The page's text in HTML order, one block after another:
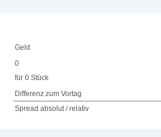
Geld
0
für 0 Stück
Differenz zum Vortag
Spread absolut / relativ